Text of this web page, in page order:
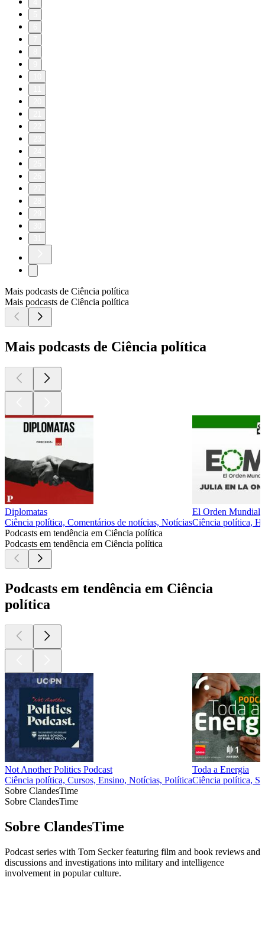
Mais podcasts de Ciência política
Mais podcasts de Ciência política
Mais podcasts de Ciência política
Diplomatas
Ciência política, Comentários de notícias, Notícias
El Orden Mundial
Ciência política,
Podcasts em tendência em Ciência política
Podcasts em tendência em Ciência política
Podcasts em tendência em Ciência
política
Not Another Politics Podcast
Ciência política, Cursos, Ensino, Notícias, Política
Toda a Energia
Ciência política,
Sobre ClandesTime
Sobre ClandesTime
Sobre ClandesTime
Podcast series with Tom Secker featuring film and book reviews and
discussions and investigations into military and intelligence
involvement in popular culture.